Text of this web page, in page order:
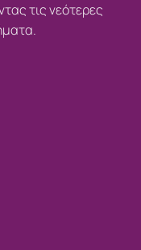
τις νεότερες